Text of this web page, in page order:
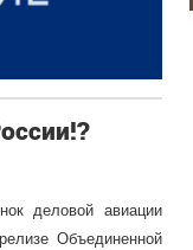
деловой авиации
Объединенной